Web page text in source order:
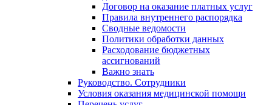
Договор на оказание платных услуг
Правила внутреннего распорядка
Сводные ведомости
Политики обработки данных
Расходование бюджетных
ассигнований
Важно знать
Руководство. Сотрудники
Условия оказания медицинской помощи